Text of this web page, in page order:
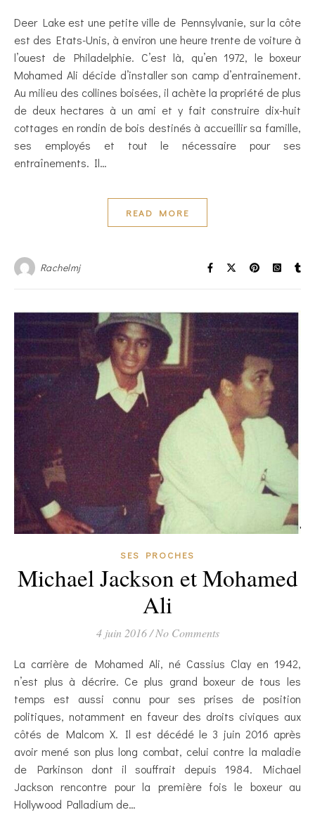
Deer Lake est une petite ville de Pennsylvanie, sur la côte
est des Etats-Unis, à environ une heure trente de voiture à
l’ouest de Philadelphie. C’est là, qu’en 1972, le boxeur
Mohamed Ali décide d’installer son camp d’entraînement.
Au milieu des collines boisées, il achète la propriété de plus
de deux hectares à un ami et y fait construire dix-huit
cottages en rondin de bois destinés à accueillir sa famille,
ses employés et tout le nécessaire pour ses
entraînements. Il…
READ MORE
Rachelmj
SES PROCHES
Michael Jackson et Mohamed
Ali
4 juin 2016 / No Comments
La carrière de Mohamed Ali, né Cassius Clay en 1942,
n’est plus à décrire. Ce plus grand boxeur de tous les
temps est aussi connu pour ses prises de position
politiques, notamment en faveur des droits civiques aux
côtés de Malcom X. Il est décédé le 3 juin 2016 après
avoir mené son plus long combat, celui contre la maladie
de Parkinson dont il souffrait depuis 1984. Michael
Jackson rencontre pour la première fois le boxeur au
Hollywood Palladium de…